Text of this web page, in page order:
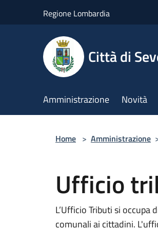
Regione Lombardia
Città di
Amministrazione Novità
Home > Amministrazione
Ufficio
L’Ufficio Tributi si
comunali ai cittadini.